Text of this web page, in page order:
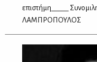
επιστήμη_____
ΛΑΜΠΡΟΠΟΥΛΟΣ